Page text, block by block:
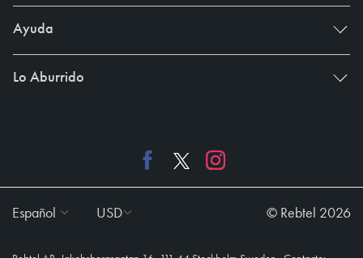
Ayuda
Lo Aburrido
Español USD © Rebtel 2026